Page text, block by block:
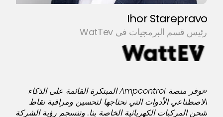
Ihor Starepravo
رئيس قسم البرمجيات في WatTev
«توفر منصة Ampcontrol المبتكرة القائمة على الذكاء
الاصطناعي الأدوات التي نحتاجها لتحسين ومراقبة نقاط
شحن المركبات الكهربائية الخاصة بنا. وتنسجم رؤية الشركة